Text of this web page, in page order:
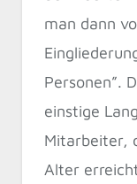
man dann
Personen”.
einstige
Mitarbeiter,
Alter